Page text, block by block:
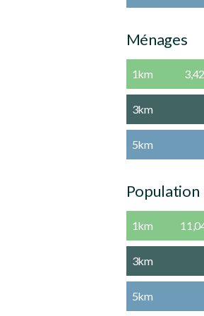
Ménages
1km
3km
5km
Population
1km
3km
5km